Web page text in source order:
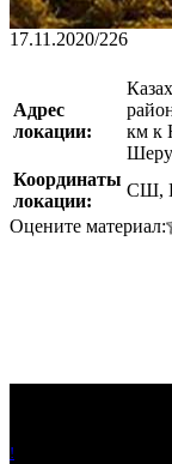
17.11.2020/226
Адрес
локации:
км к
Координаты
локации:
СШ,
Оцените материал:
!